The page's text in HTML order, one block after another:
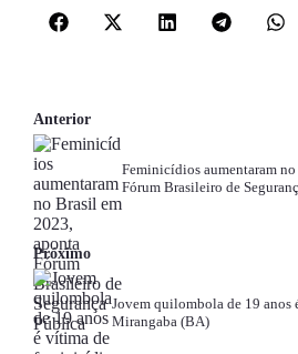
Anterior
Feminicídios aumentaram
Fórum Brasileiro de
Próximo
Jovem quilombola de 19
Mirangaba (BA)